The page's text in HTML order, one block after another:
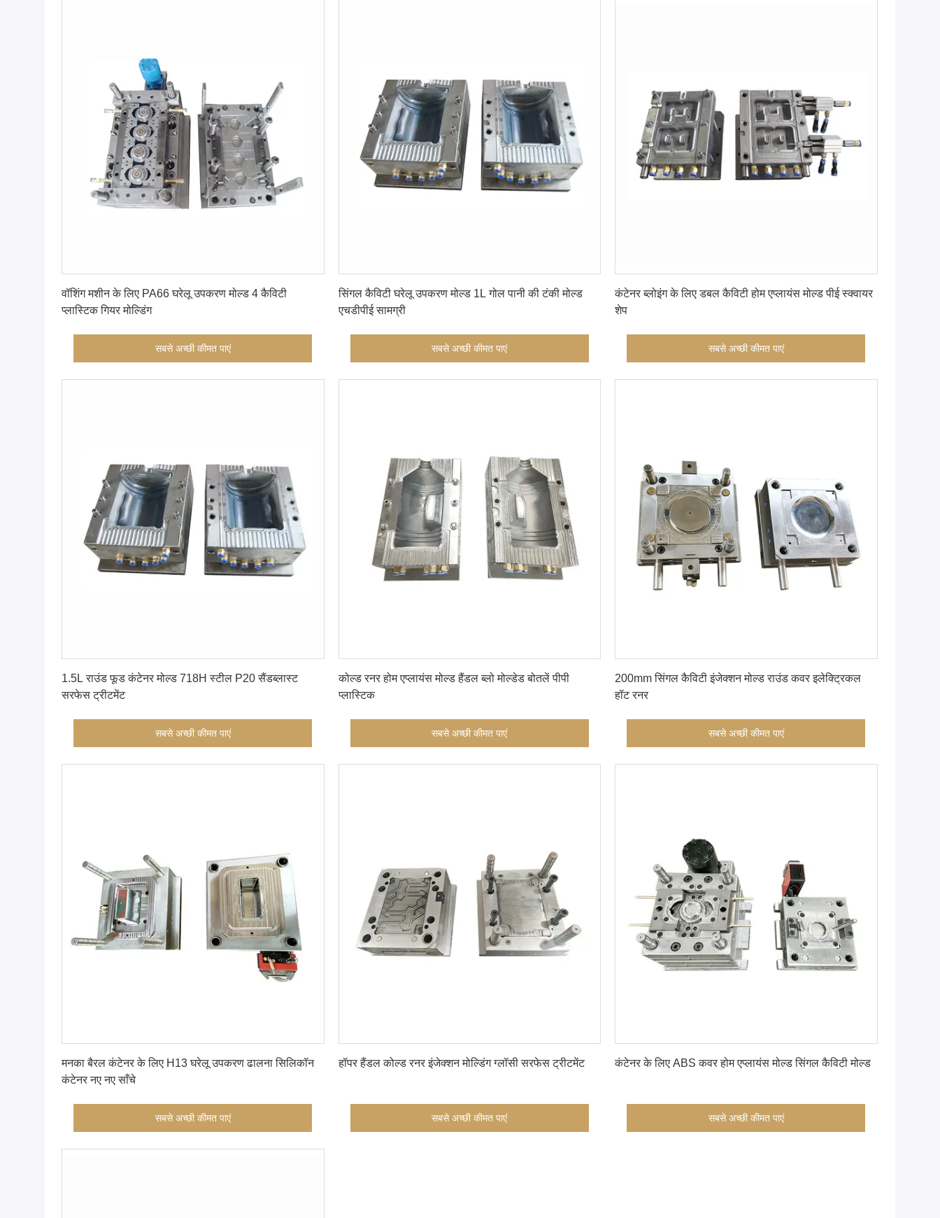
वॉशिंग मशीन के लिए PA66 घरेलू उपकरण मोल्ड 4 कैविटी
प्लास्टिक गियर मोल्डिंग
सबसे अच्छी कीमत पाएं
सिंगल कैविटी घरेलू उपकरण मोल्ड 1L गोल पानी की टंकी मोल्ड
एचडीपीई सामग्री
सबसे अच्छी कीमत पाएं
कंटेनर ब्लोइंग के लिए डबल कैविटी होम एप्लायंस मोल्ड पीई स्क्वायर
शेप
सबसे अच्छी कीमत पाएं
1.5L राउंड फूड कंटेनर मोल्ड 718H स्टील P20 सैंडब्लास्ट
सरफेस ट्रीटमेंट
सबसे अच्छी कीमत पाएं
कोल्ड रनर होम एप्लायंस मोल्ड हैंडल ब्लो मोल्डेड बोतलें पीपी
प्लास्टिक
सबसे अच्छी कीमत पाएं
200mm सिंगल कैविटी इंजेक्शन मोल्ड राउंड कवर इलेक्ट्रिकल
हॉट रनर
सबसे अच्छी कीमत पाएं
मनका बैरल कंटेनर के लिए H13 घरेलू उपकरण ढालना सिलिकॉन
कंटेनर नए नए साँचे
सबसे अच्छी कीमत पाएं
हॉपर हैंडल कोल्ड रनर इंजेक्शन मोल्डिंग ग्लॉसी सरफेस ट्रीटमेंट
सबसे अच्छी कीमत पाएं
कंटेनर के लिए ABS कवर होम एप्लायंस मोल्ड सिंगल कैविटी मोल्ड
सबसे अच्छी कीमत पाएं